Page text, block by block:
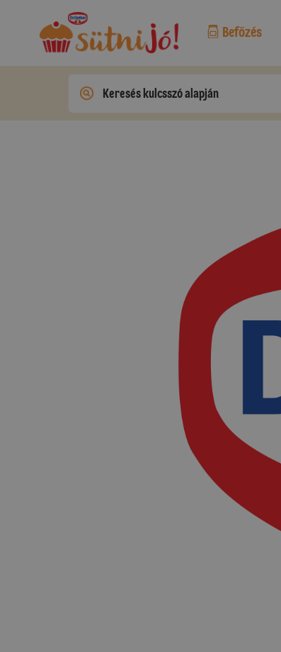
Befőzés